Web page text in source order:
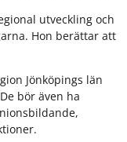
utveckling och
Hon berättar att
Jönköpings län
bör även ha